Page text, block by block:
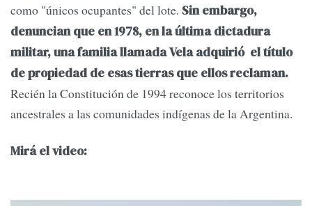
como "únicos ocupantes" del lote. Sin embargo,
denuncian que en 1978, en la última dictadura
militar, una familia llamada Vela adquirió el título
de propiedad de esas tierras que ellos reclaman.
Recién la Constitución de 1994 reconoce los territorios
ancestrales a las comunidades indígenas de la Argentina.
Mirá el video: